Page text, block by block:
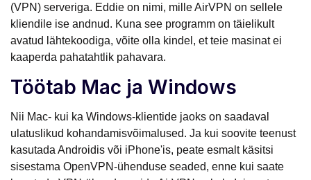
(VPN) serveriga. Eddie on nimi, mille AirVPN on sellele
kliendile ise andnud. Kuna see programm on täielikult
avatud lähtekoodiga, võite olla kindel, et teie masinat ei
kaaperda pahatahtlik pahavara.
Töötab Mac ja Windows
Nii Mac- kui ka Windows-klientide jaoks on saadaval
ulatuslikud kohandamisvõimalused. Ja kui soovite teenust
kasutada Androidis või iPhone'is, peate esmalt käsitsi
sisestama OpenVPN-ühenduse seaded, enne kui saate